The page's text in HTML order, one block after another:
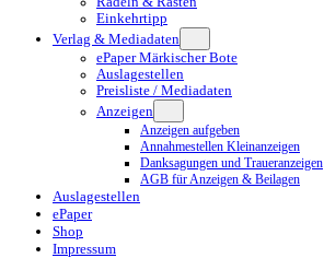
Einkehrtipp
Verlag & Mediadaten
ePaper Märkischer Bote
Auslagestellen
Preisliste / Mediadaten
Anzeigen
Anzeigen aufgeben
Annahmestellen Kleinanzeigen
Danksagungen und Traueranzeigen
AGB für Anzeigen & Beilagen
Auslagestellen
ePaper
Shop
Impressum